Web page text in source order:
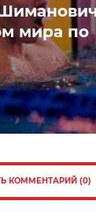
мира по
КОММЕНТАРИЙ (0)